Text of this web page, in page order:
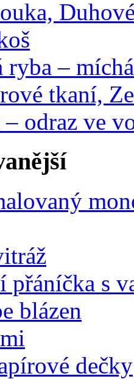
–
tkaní,
odraz ve
přáníčka s
blázen
dečky